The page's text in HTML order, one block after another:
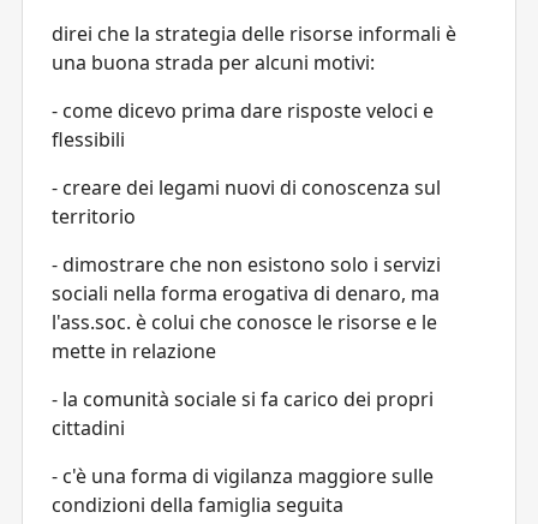
direi che la strategia delle risorse informali è
una buona strada per alcuni motivi:
- come dicevo prima dare risposte veloci e
flessibili
- creare dei legami nuovi di conoscenza sul
territorio
- dimostrare che non esistono solo i servizi
sociali nella forma erogativa di denaro, ma
l'ass.soc. è colui che conosce le risorse e le
mette in relazione
- la comunità sociale si fa carico dei propri
cittadini
- c'è una forma di vigilanza maggiore sulle
condizioni della famiglia seguita